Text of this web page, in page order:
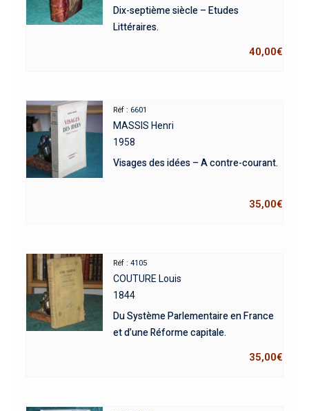
Dix-septième siècle – Etudes
Littéraires.
40,00€
Réf : 6601
MASSIS Henri
1958
Visages des idées – A contre-courant.
35,00€
Réf : 4105
COUTURE Louis
1844
Du Système Parlementaire en France
et d’une Réforme capitale.
35,00€